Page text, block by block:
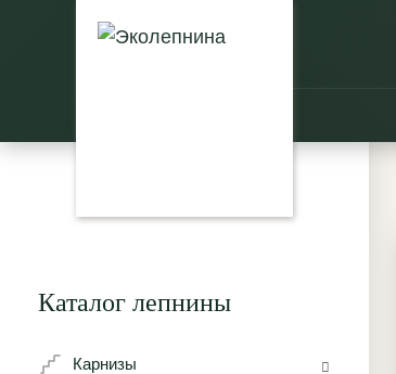
Каталог лепнины
Карнизы